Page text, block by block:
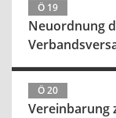
Ö 19
Neuordnung
Ö 20
Vereinbarung